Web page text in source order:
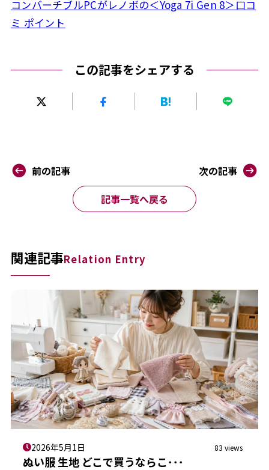
コンバーチブルPCがレノボの＜Yoga 7i Gen 8＞口コ
ミ ポイント
この記事をシェアする
前の記事
記事一覧へ戻る
次の記事
関連記事Relation Entry
2026年5月1日 83 views
ぬい服 生地 どこで買うならこ･･･